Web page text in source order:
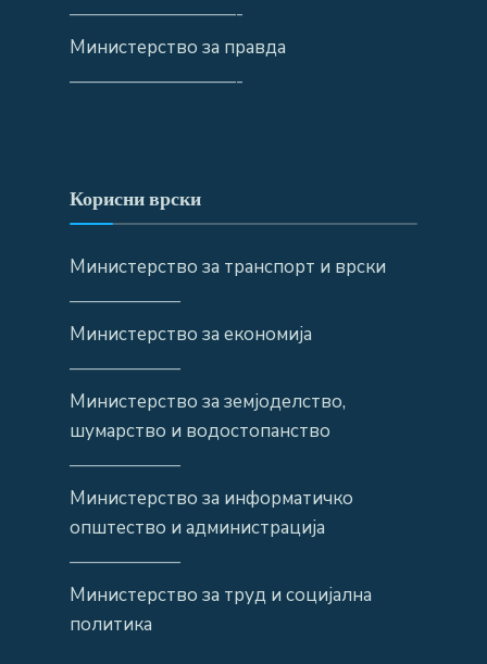
—————————-
Министерство за правда
—————————-
Корисни врски
Министерство за транспорт и врски
——————
Министерство за економија
——————
Министерство за земјоделство,
шумарство и водостопанство
——————
Министерство за информатичко
општество и администрација
——————
Министерство за труд и социјална
политика